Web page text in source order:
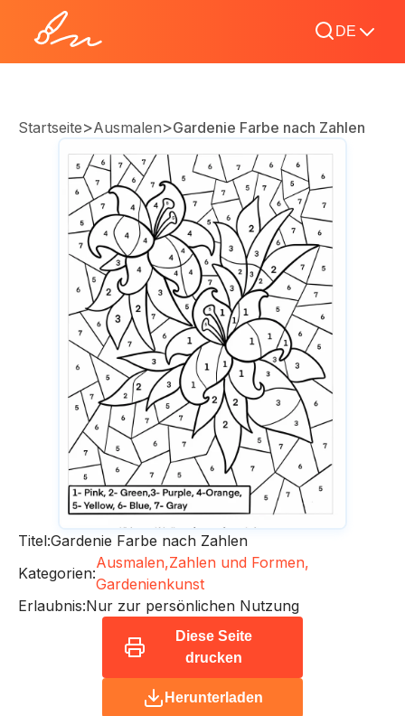
DE
Startseite>Ausmalen>Gardenie Farbe nach Zahlen
Titel:Gardenie Farbe nach Zahlen
Kategorien:
Ausmalen,Zahlen und Formen,
Gardenienkunst
Erlaubnis:Nur zur persönlichen Nutzung
Diese Seite
drucken
Herunterladen